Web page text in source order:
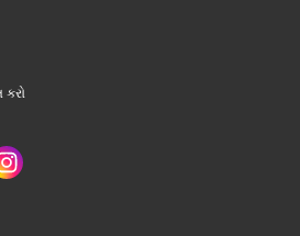
કરો